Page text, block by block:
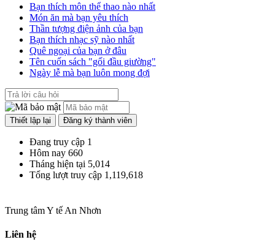
Bạn thích môn thể thao nào nhất
Món ăn mà bạn yêu thích
Thần tượng điện ảnh của bạn
Bạn thích nhạc sỹ nào nhất
Quê ngoại của bạn ở đâu
Tên cuốn sách "gối đầu giường"
Ngày lễ mà bạn luôn mong đợi
Đang truy cập 1
Hôm nay 660
Tháng hiện tại 5,014
Tổng lượt truy cập 1,119,618
Trung tâm Y tế An Nhơn
Liên hệ